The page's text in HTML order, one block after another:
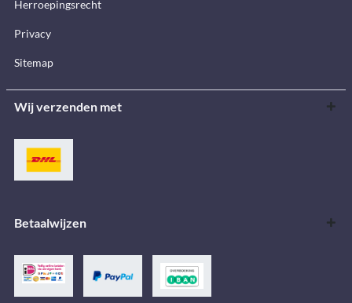
Herroepingsrecht
Privacy
Sitemap
Wij verzenden met
Betaalwijzen